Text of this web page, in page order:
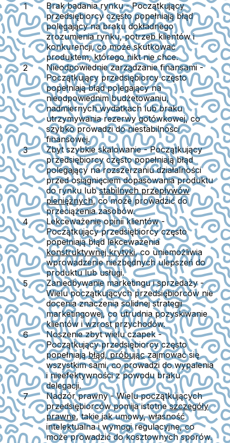
Brak badania rynku- Początkujący
przedsiębiorcy często popełniają błąd
polegający na braku dokładnego
zrozumienia rynku, potrzeb klientów i
konkurencji, co może skutkować
produktem, którego nikt nie chce.
Nieodpowiednie zarządzanie finansami-
Początkujący przedsiębiorcy często
popełniają błąd polegający na
nieodpowiednim budżetowaniu,
nadmiernych wydatkach lub braku
utrzymywania rezerwy gotówkowej, co
szybko prowadzi do niestabilności
finansowej.
Zbyt szybkie skalowanie- Początkujący
przedsiębiorcy często popełniają błąd
polegający na rozszerzaniu działalności
przed osiągnięciem dopasowania produktu
do rynku lubstabilnych przepływów
pieniężnych, co może prowadzić do
przeciążenia zasobów.
Lekceważenie opinii klientów-
Początkujący przedsiębiorcy często
popełniają błąd lekceważenia
konstruktywnej krytyki, co uniemożliwia
wprowadzenie niezbędnych ulepszeń do
produktu lub usługi.
Zaniedbywanie marketingu i sprzedaży-
Wielu początkujących przedsiębiorców nie
docenia znaczenia solidnej strategii
marketingowej, co utrudnia pozyskiwanie
klientów i wzrost przychodów.
Noszenie zbyt wielu czapek-
Początkujący przedsiębiorcy często
popełniająbłąd, próbujączajmować się
wszystkim sami, co prowadzi do wypalenia
i nieefektywności z powodu braku
delegacji.
Nadzór prawny- Wielu początkujących
przedsiębiorców pomija istotneszczegóły
prawne, takie jak umowy, własność
intelektualna i wymogi regulacyjne, co
może prowadzić do kosztownych sporów.